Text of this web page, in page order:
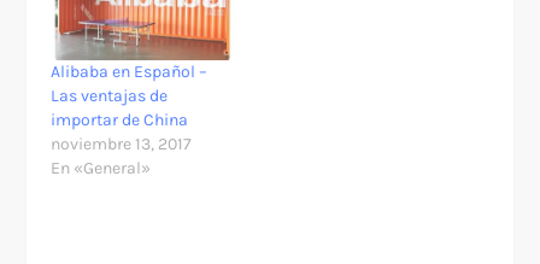
Alibaba en Español –
Las ventajas de
importar de China
noviembre 13, 2017
En «General»